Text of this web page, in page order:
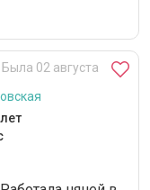
Была 02 августа